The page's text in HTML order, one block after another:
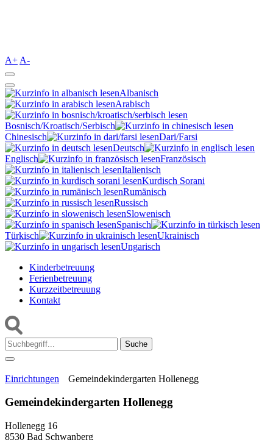
A+ A-
Albanisch
Arabisch
Bosnisch/Kroatisch/Serbisch
Chinesisch
Dari/Farsi
Deutsch
Englisch
Französisch
Italienisch
Kurdisch Sorani‎
Rumänisch
Russisch
Slowenisch
Spanisch
Türkisch
Ukrainisch
Ungarisch
Kinderbetreuung
Ferienbetreuung
Kurzzeitbetreuung
Kontakt
Suche:
Einrichtungen Gemeindekindergarten Hollenegg
Gemeindekindergarten Hollenegg
Hollenegg 16
8530 Bad Schwanberg